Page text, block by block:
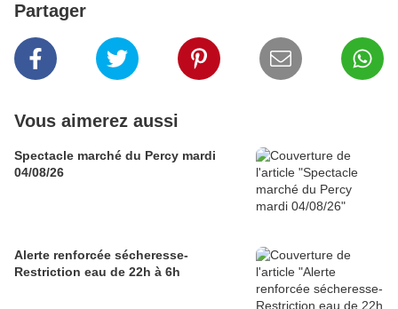
Partager
Vous aimerez aussi
Spectacle marché du Percy mardi
04/08/26
Alerte renforcée sécheresse-
Restriction eau de 22h à 6h